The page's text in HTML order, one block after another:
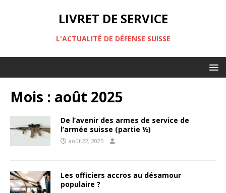
LIVRET DE SERVICE
L'ACTUALITÉ DE DÉFENSE SUISSE
Mois : août 2025
De l’avenir des armes de service de
l’armée suisse (partie ½)
août 22, 2025
Les officiers accros au désamour
populaire ?